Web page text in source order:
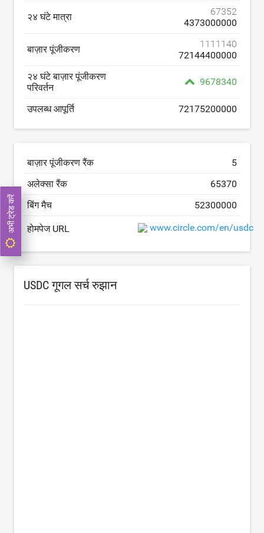
२४ घंटे मात्रा
67352
4373000000
बाज़ार पूंजीकरण
1111140
72144400000
२४ घंटे बाज़ार पूंजीकरण
परिवर्तन
9678340
उपलब्ध आपूर्ति 72175200000
बाज़ार पूंजीकरण रैंक
5
अलेक्सा रैंक
65370
बिंग मैच
52300000
होमपेज URL www.circle.com/en/usdc
USDC गूगल सर्च रुझान
अभी ट्रेड करें